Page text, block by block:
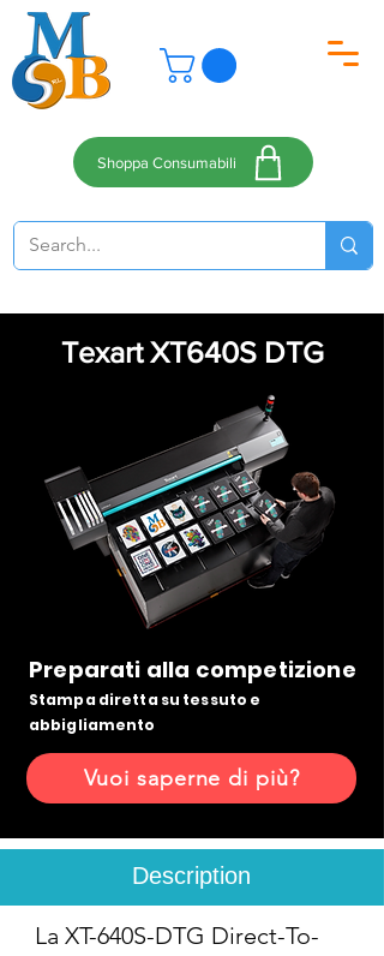
Shoppa Consumabili
Vuoi saperne di più?
Preparati alla competizione
Stampa diretta su tessuto e
abbigliamento
Texart XT640S DTG
Description
La XT-640S-DTG Direct-To-